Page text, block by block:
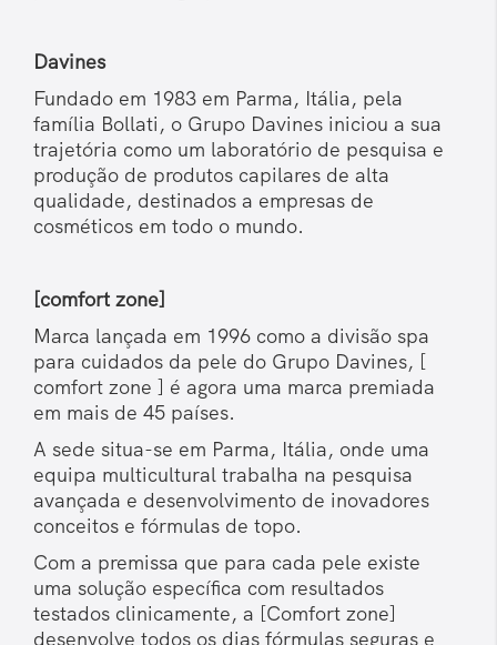
Davines
Fundado em 1983 em Parma, Itália, pela
família Bollati, o Grupo Davines iniciou a sua
trajetória como um laboratório de pesquisa e
produção de produtos capilares de alta
qualidade, destinados a empresas de
cosméticos em todo o mundo.
[comfort zone]
Marca lançada em 1996 como a divisão spa
para cuidados da pele do Grupo Davines, [
comfort zone ] é agora uma marca premiada
em mais de 45 países.
A sede situa-se em Parma, Itália, onde uma
equipa multicultural trabalha na pesquisa
avançada e desenvolvimento de inovadores
conceitos e fórmulas de topo.
Com a premissa que para cada pele existe
uma solução específica com resultados
testados clinicamente, a [Comfort zone]
desenvolve todos os dias fórmulas seguras e